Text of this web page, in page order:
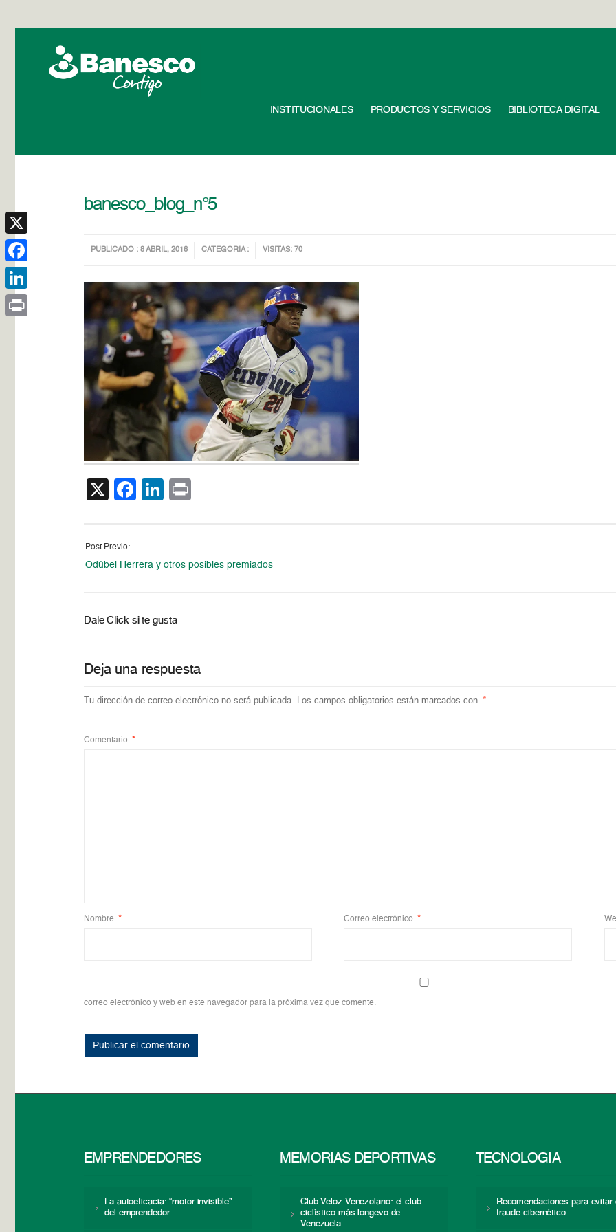
INSTITUCIONALES PRODUCTOS Y SERVICIOS BIBLIOTECA DIGITAL
banesco_blog_n°5
PUBLICADO : 8 ABRIL, 2016 CATEGORIA : VISITAS: 70
X Facebook
LinkedIn
Post Previo:
Odúbel Herrera y otros posibles premiados
Dale Click si te gusta
Deja una respuesta
Tu dirección de correo electrónico no será publicada. Los campos obligatorios están marcados con *
Comentario *
Nombre * Correo electrónico *
correo electrónico y web en este navegador para la próxima vez que comente.
EMPRENDEDORES
La autoeficacia: “motor invisible”
del emprendedor
MEMORIAS DEPORTIVAS
Club Veloz Venezolano: el club
ciclístico más longevo de
Venezuela
TECNOLOGÍA
Recomendaciones para evitar
fraude cibernético
X
Facebook
LinkedIn